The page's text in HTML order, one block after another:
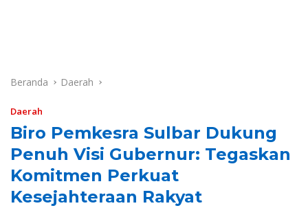
Beranda Daerah
Daerah
Biro Pemkesra Sulbar Dukung
Penuh Visi Gubernur: Tegaskan
Komitmen Perkuat
Kesejahteraan Rakyat